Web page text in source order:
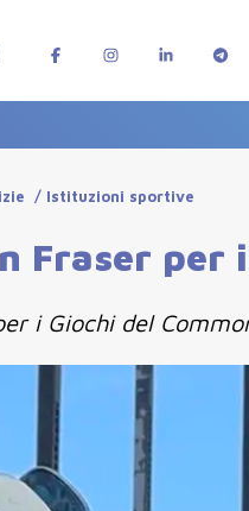
/ Istituzioni sportive
Fraser per
i Giochi del